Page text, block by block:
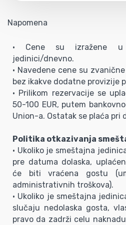
Napomena
• Cene su izražene
jedinici/dnevno.
• Navedene cene su
bez ikakve dodatne provizije
• Prilikom rezervacije se
50-100 EUR, putem
Union-a. Ostatak se plaća pri
Politika otkazivanja
• Ukoliko je smeštajna
pre datuma dolaska,
će biti vraćena gostu
administrativnih troškova).
• Ukoliko je smeštajna
slučaju nedolaska gosta,
pravo da zadrži celu